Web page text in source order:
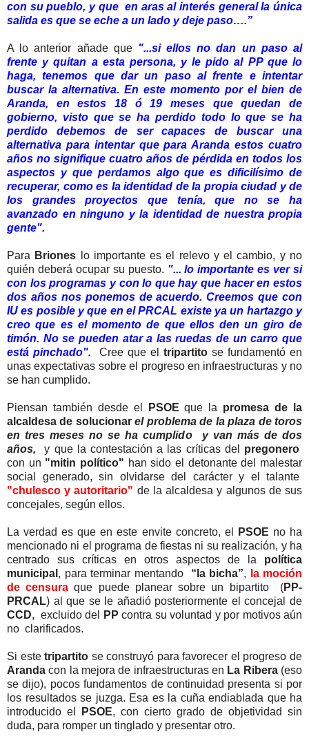
con su pueblo, y que en aras al interés general la única
salida es que se eche a un lado y deje paso….”
A lo anterior añade que "...si ellos no dan un paso al
frente y quitan a esta persona, y le pido al PP que lo
haga, tenemos que dar un paso al frente e intentar
buscar la alternativa. En este momento por el bien de
Aranda, en estos 18 ó 19 meses que quedan de
gobierno, visto que se ha perdido todo lo que se ha
perdido debemos de ser capaces de buscar una
alternativa para intentar que para Aranda estos cuatro
años no signifique cuatro años de pérdida en todos los
aspectos y que perdamos algo que es dificilísimo de
recuperar, como es la identidad de la propia ciudad y de
los grandes proyectos que tenía, que no se ha
avanzado en ninguno y la identidad de nuestra propia
gente".
Para Briones
lo importante es el relevo y el cambio, y no
quién deberá ocupar su puesto. "... lo importante es ver si
con los programas y con lo que hay que hacer en estos
dos años nos ponemos de acuerdo. Creemos que con
IU es posible y que en el PRCAL existe ya un hartazgo y
creo que es el momento de que ellos den un giro de
timón. No se pueden atar a las ruedas de un carro que
está pinchado". Cree que el tripartito se fundamentó en
unas expectativas sobre el progreso en infraestructuras y no
se han cumplido.
Piensan también desde el PSOEque la promesa de la
alcaldesa de solucionarel problema de la plaza de toros
en tres meses no se ha cumplido y van más de dos
años, y que la contestación a las críticas del pregonero
con un "mitin político" han sido el detonante del malestar
social generado, sin olvidarse del carácter y el talante
"chulesco y autoritario" de la alcaldesa y algunos de sus
concejales, según ellos.
La verdad es que en este envite concreto, el PSOE no ha
mencionado ni el programa de fiestas ni su realización, y ha
centrado sus críticas en otros aspectos de la política
municipal , para terminar mentando “la bicha”,
la moción
de censura que puede planear sobre un bipartito (PP-
PRCAL) al que se le añadió posteriormente el concejal de
CCD, excluido del PP contra su voluntad y por motivos aún
no clarificados.
Si estetripartito se construyó para favorecer el progreso de
Aranda con la mejora de infraestructuras en La Ribera(eso
se dijo), pocos fundamentos de continuidad presenta si por
los resultados se juzga. Esa es la cuña endiablada que ha
introducido el
PSOE, con cierto grado de objetividad sin
duda, para romper un tinglado y presentar otro.